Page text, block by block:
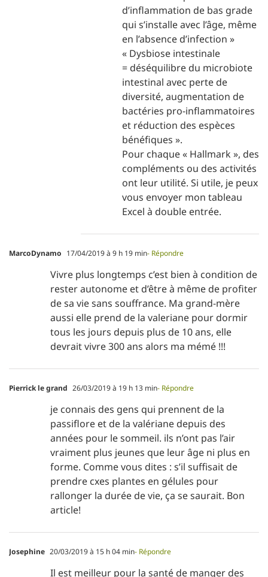
d’inflammation de bas grade
qui s’installe avec l’âge, même
en l’absence d’infection »
« Dysbiose intestinale
= déséquilibre du microbiote
intestinal avec perte de
diversité, augmentation de
bactéries pro-inflammatoires
et réduction des espèces
bénéfiques ».
Pour chaque « Hallmark », des
compléments ou des activités
ont leur utilité. Si utile, je peux
vous envoyer mon tableau
Excel à double entrée.
MarcoDynamo 17/04/2019 à 9 h 19 min- Répondre
Vivre plus longtemps c’est bien à condition de
rester autonome et d’être à même de profiter
de sa vie sans souffrance. Ma grand-mère
aussi elle prend de la valeriane pour dormir
tous les jours depuis plus de 10 ans, elle
devrait vivre 300 ans alors ma mémé !!!
Pierrick le grand 26/03/2019 à 19 h 13 min- Répondre
je connais des gens qui prennent de la
passiflore et de la valériane depuis des
années pour le sommeil. ils n’ont pas l’air
vraiment plus jeunes que leur âge ni plus en
forme. Comme vous dites : s’il suffisait de
prendre cxes plantes en gélules pour
rallonger la durée de vie, ça se saurait. Bon
article!
Josephine 20/03/2019 à 15 h 04 min- Répondre
Il est meilleur pour la santé de manger des